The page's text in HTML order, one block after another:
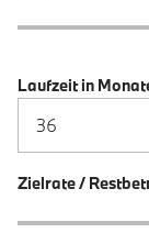
Anzahlung
Laufzeit in
Zielrate /
Zielrate /